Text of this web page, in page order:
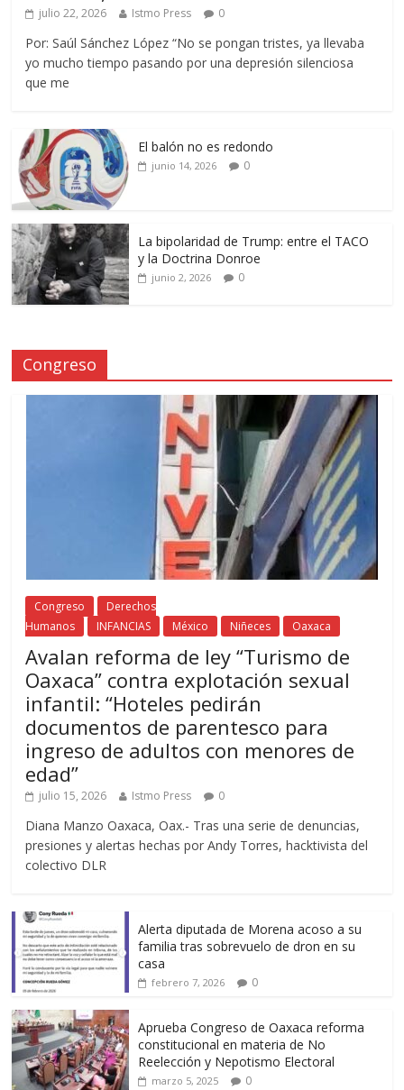
julio 22, 2026 Istmo Press 0
Por: Saúl Sánchez López “No se pongan tristes, ya llevaba
yo mucho tiempo pasando por una depresión silenciosa
que me
El balón no es redondo
junio 14, 2026 0
La bipolaridad de Trump: entre el TACO
y la Doctrina Donroe
junio 2, 2026 0
Congreso
Congreso
Derechos
Humanos
INFANCIAS México Niñeces Oaxaca
Avalan reforma de ley “Turismo de
Oaxaca” contra explotación sexual
infantil: “Hoteles pedirán
documentos de parentesco para
ingreso de adultos con menores de
edad”
julio 15, 2026 Istmo Press 0
Diana Manzo Oaxaca, Oax.- Tras una serie de denuncias,
presiones y alertas hechas por Andy Torres, hacktivista del
colectivo DLR
Alerta diputada de Morena acoso a su
familia tras sobrevuelo de dron en su
casa
febrero 7, 2026 0
Aprueba Congreso de Oaxaca reforma
constitucional en materia de No
Reelección y Nepotismo Electoral
marzo 5, 2025 0